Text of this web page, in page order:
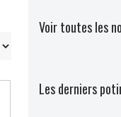
Voir toutes les
Les derniers